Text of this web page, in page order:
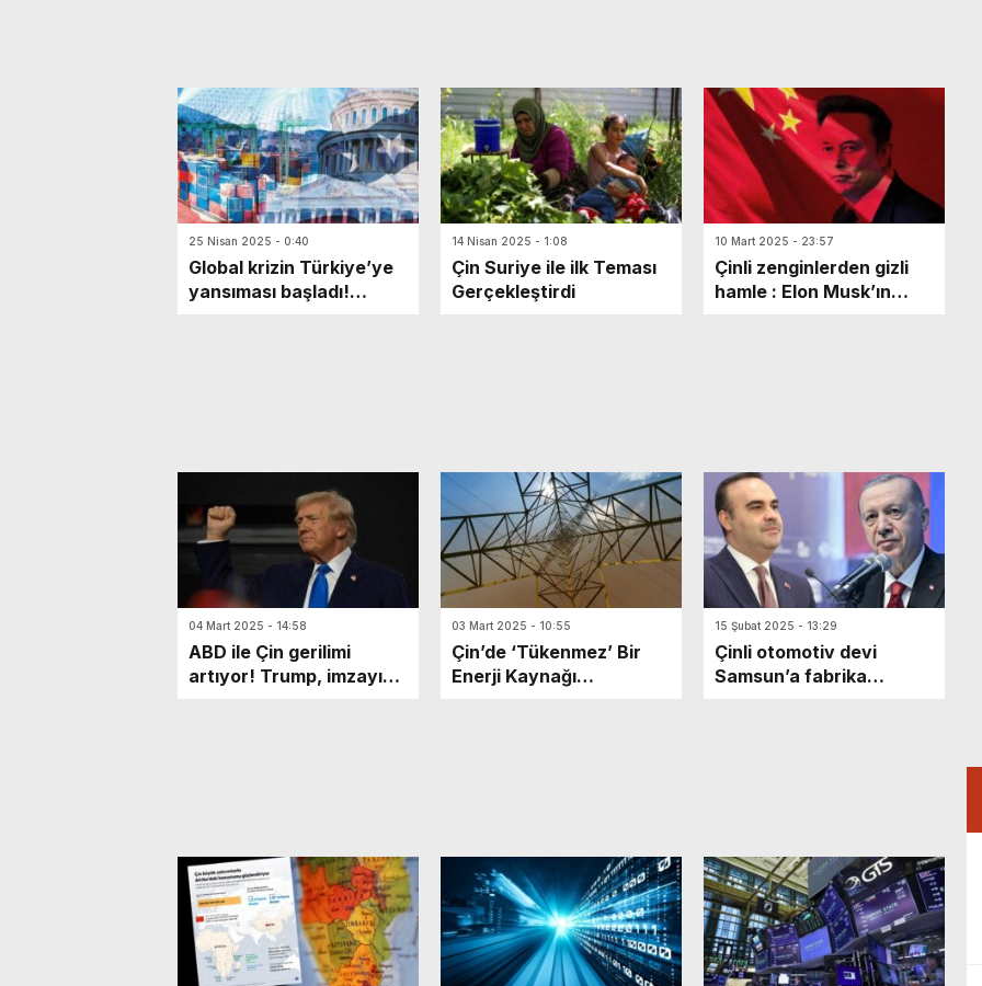
25 Nisan 2025 - 0:40
Global krizin Türkiye’ye
yansıması başladı!
14 Nisan 2025 - 1:08
Çin Suriye ile ilk Teması
Gerçekleştirdi
10 Mart 2025 - 23:57
Çinli zenginlerden gizli
hamle : Elon Musk’ın
04 Mart 2025 - 14:58
ABD ile Çin gerilimi
artıyor! Trump, imzayı
03 Mart 2025 - 10:55
Çin’de ‘Tükenmez’ Bir
Enerji Kaynağı
15 Şubat 2025 - 13:29
Çinli otomotiv devi
Samsun’a fabrika